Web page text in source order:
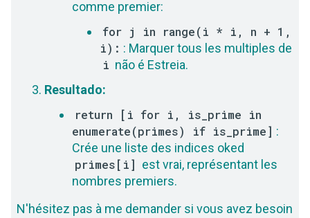
comme premier:
for j in range(i * i, n + 1,
i): : Marquer tous les multiples de
i não é Estreia.
Resultado:
return [i for i, is_prime in
enumerate(primes) if is_prime] :
Crée une liste des indices oked
primes[i] est vrai, représentant les
nombres premiers.
N'hésitez pas à me demander si vous avez besoin